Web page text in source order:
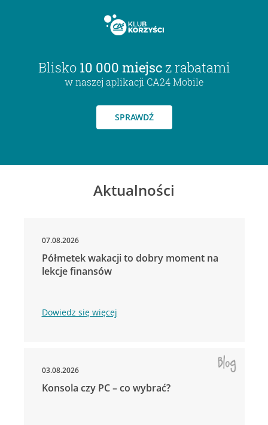
Blisko 10 000 miejsc z rabatami
w naszej aplikacji CA24 Mobile
SPRAWDŹ
Aktualności
07.08.2026
Półmetek wakacji to dobry moment na
lekcje finansów
Dowiedz się więcej
03.08.2026
Konsola czy PC – co wybrać?